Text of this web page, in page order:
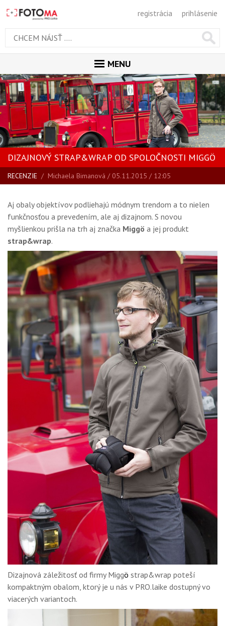
registrácia prihlásenie
MENU
ÚVOD
MAGAZÍN
VŠETKY ČLÁNKY
RECENZIE
NOVINKY
BLOG
ŠKOLA FOTOGRAFIE
GALÉRIA
PORADŇA
SÚŤAŽE
KALENDÁR AKCIÍ
WORKSHOPY
OBCHOD
DIZAJNOVÝ STRAP&WRAP OD SPOLOČNOSTI MIGGÖ
RECENZIE / Michaela Bimanová / 05.11.2015 / 12:05
Aj obaly objektívov podliehajú módnym trendom a to nielen
funkčnosťou a prevedením, ale aj dizajnom. S novou
myšlienkou prišla na trh aj značka Miggö a jej produkt
strap&wrap.
Dizajnová záležitosť od firmy Miggö strap&wrap poteší
kompaktným obalom, ktorý je u nás v PRO.laike dostupný vo
viacerých variantoch.